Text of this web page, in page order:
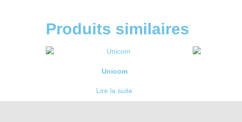
Produits similaires
Unicom
Lire la suite